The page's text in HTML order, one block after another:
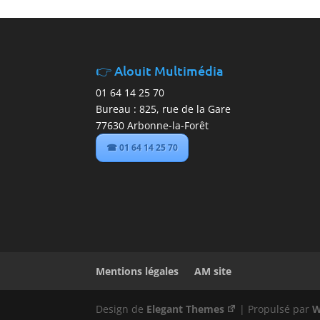
Alouit Multimédia
01 64 14 25 70
Bureau : 825, rue de la Gare
77630 Arbonne-la-Forêt
☎ 01 64 14 25 70
Mentions légales AM site
Design de Elegant Themes | Propulsé par